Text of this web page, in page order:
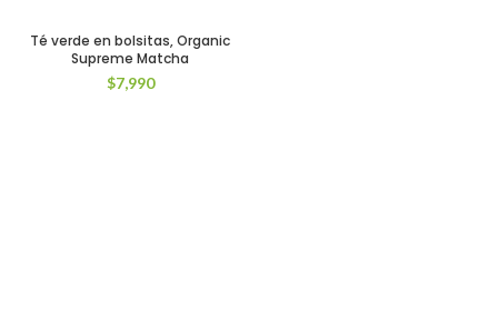
Té verde en bolsitas, Organic
Supreme Matcha
$7,990